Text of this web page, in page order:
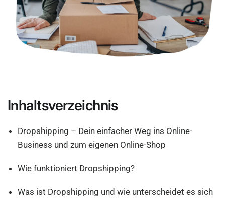
Inhaltsverzeichnis
Dropshipping – Dein einfacher Weg ins Online-
Business und zum eigenen Online-Shop
Wie funktioniert Dropshipping?
Was ist Dropshipping und wie unterscheidet es sich